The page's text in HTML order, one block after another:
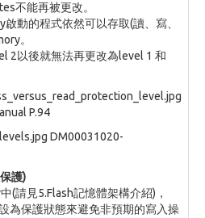
不能再被更改。
啟動的程式依然可以存取(讀、寫、
。
2以後就無法再更改為level 1 和
P.94
DM00031020-
護)
(請見5.Flash記憶體架構介紹)，
為保護狀態來避免非預期的寫入操